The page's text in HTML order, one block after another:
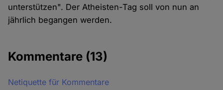
unterstützen". Der Atheisten-Tag soll von nun an
jährlich begangen werden.
Kommentare (13)
Netiquette für Kommentare